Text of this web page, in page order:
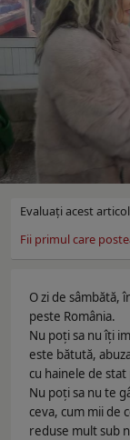
Evaluaţi acest articol
Fii primul care
O zi de sâmbătă,
peste România.
Nu poți sa nu îți
este bătută,
cu hainele de stat
Nu poți sa nu te
ceva, cum mii de
reduse mult sub